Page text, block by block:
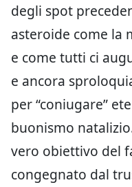
degli spot
asteroide come la
e come tutti ci
e ancora
per “coniugare”
buonismo
vero obiettivo del
congegnato dal